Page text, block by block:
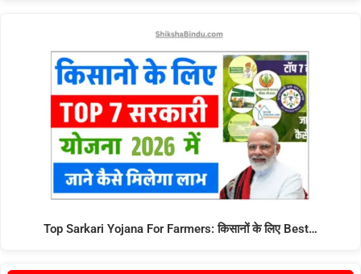
Top Sarkari Yojana For Farmers: किसानों के लिए Best…